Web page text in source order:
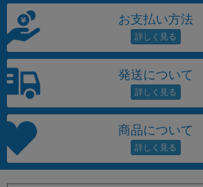
お支払い方法
発送について
商品について